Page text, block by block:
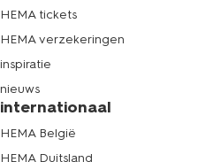
HEMA tickets
HEMA verzekeringen
inspiratie
nieuws
internationaal
HEMA België
HEMA Duitsland